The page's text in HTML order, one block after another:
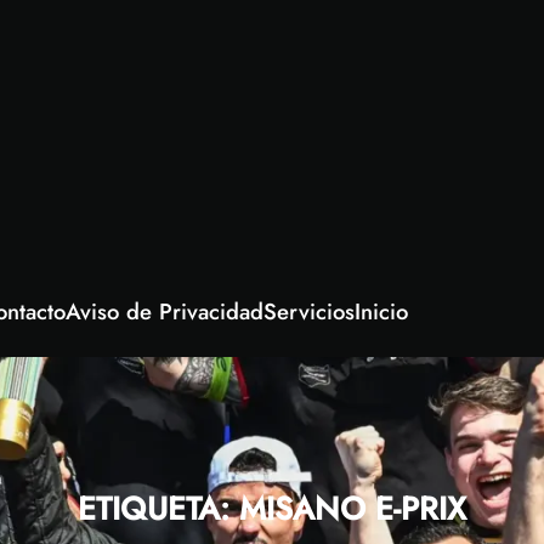
Aviso de PrivacidadServiciosInicio
ETIQUETA:MISANO E-PRIX